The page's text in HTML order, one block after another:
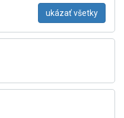
ukázať všetky